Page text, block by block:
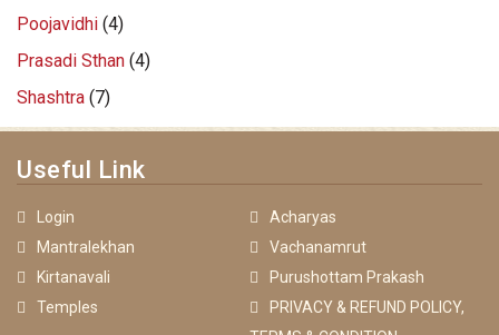
Poojavidhi (4)
Prasadi Sthan (4)
Shashtra (7)
Useful Link
Login
Acharyas
Mantralekhan
Vachanamrut
Kirtanavali
Purushottam Prakash
Temples
PRIVACY & REFUND POLICY,